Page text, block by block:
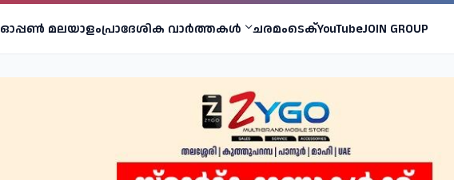
ഓപ്പണ്‍ മലയാളംപ്രാദേശിക വാര്‍ത്തകള്‍ ചരമംടെക്YouTubeJOIN GROUP